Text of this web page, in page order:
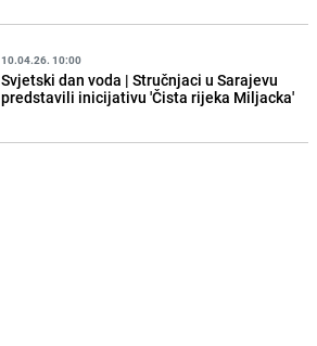
10.04.26. 10:00
Svjetski dan voda | Stručnjaci u Sarajevu
predstavili inicijativu 'Čista rijeka Miljacka'